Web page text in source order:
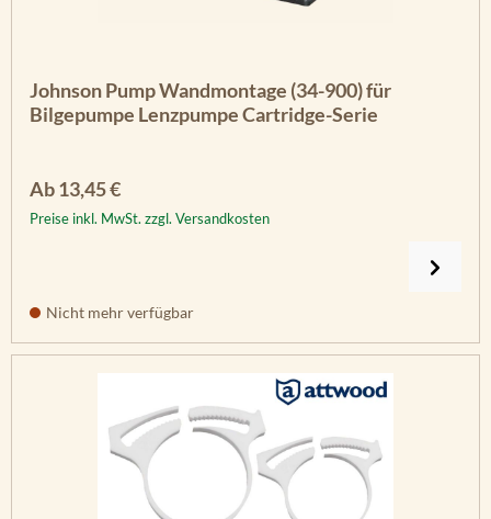
Johnson Pump Wandmontage (34-900) für
Bilgepumpe Lenzpumpe Cartridge-Serie
Regulärer Preis:
Ab13,45 €
Preise inkl. MwSt. zzgl. Versandkosten
Nicht mehr verfügbar